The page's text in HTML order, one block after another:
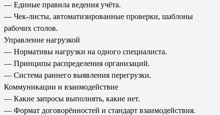
— Единые правила ведения учёта.
— Чек-листы, автоматизированные проверки, шаблоны
рабочих столов.
Управление нагрузкой
— Нормативы нагрузки на одного специалиста.
— Принципы распределения организаций.
— Система раннего выявления перегрузки.
Коммуникации и взаимодействие
— Какие запросы выполнять, какие нет.
— Формат договорённостей и стандарт взаимодействия.